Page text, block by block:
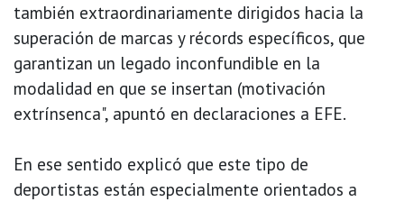
también extraordinariamente dirigidos hacia la
superación de marcas y récords específicos, que
garantizan un legado inconfundible en la
modalidad en que se insertan (motivación
extrínsenca", apuntó en declaraciones a EFE.
En ese sentido explicó que este tipo de
deportistas están especialmente orientados a